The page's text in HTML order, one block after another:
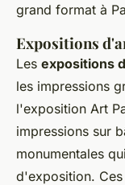
grand format à
Expositions
Les expositions
les impressions
l'exposition Art
impressions sur
monumentales
d'exposition.